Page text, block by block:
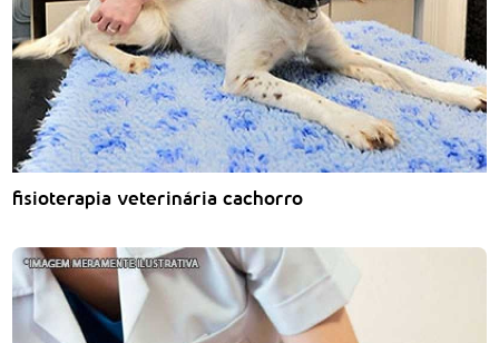
fisioterapia veterinária cachorro